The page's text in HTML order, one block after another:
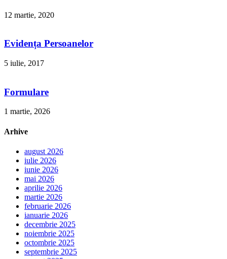
12 martie, 2020
Evidența Persoanelor
5 iulie, 2017
Formulare
1 martie, 2026
Arhive
august 2026
iulie 2026
iunie 2026
mai 2026
aprilie 2026
martie 2026
februarie 2026
ianuarie 2026
decembrie 2025
noiembrie 2025
octombrie 2025
septembrie 2025